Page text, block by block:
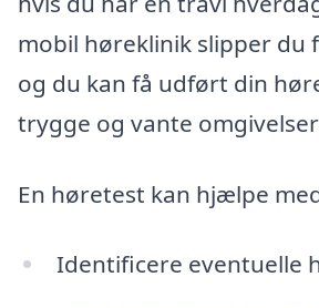
mobil høreklinik slipper du
og du kan få udført din
trygge og vante
En høretest kan hjælpe
Identificere eventuelle